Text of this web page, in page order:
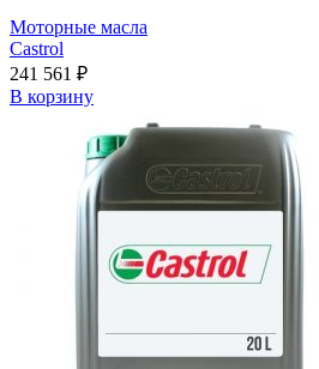
Моторные масла
Castrol
241 561 ₽
В корзину